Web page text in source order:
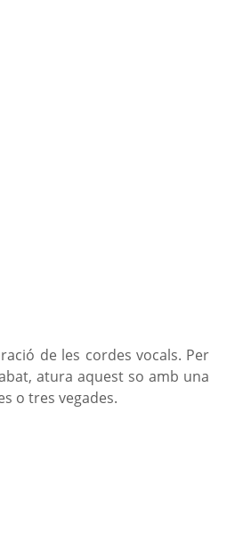
de les cordes vocals. Per
atura aquest so amb una
o tres vegades.